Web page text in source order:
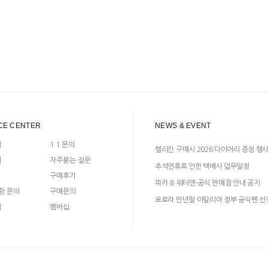
CENTER
문의
1:1 문의
자주묻는 질문
구매후기
구매문의
멤버십
NEWS & EVENT
펠리칸 구매시 2026 다이어리 증정 행
추석연휴로 인한 택배사 업무일정
파카 & 워터맨-공식 판매점 안내 공지
오로라 만년필 이탈리아 정부 공식펜 선